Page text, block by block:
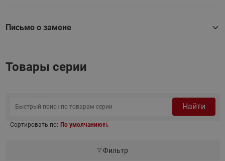
Письмо о замене
Товары серии
Найти
Сортировать по: По умолчанию
Фильтр